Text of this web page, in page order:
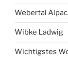
Webertal
Wibke Ladwig
Wichtigstes